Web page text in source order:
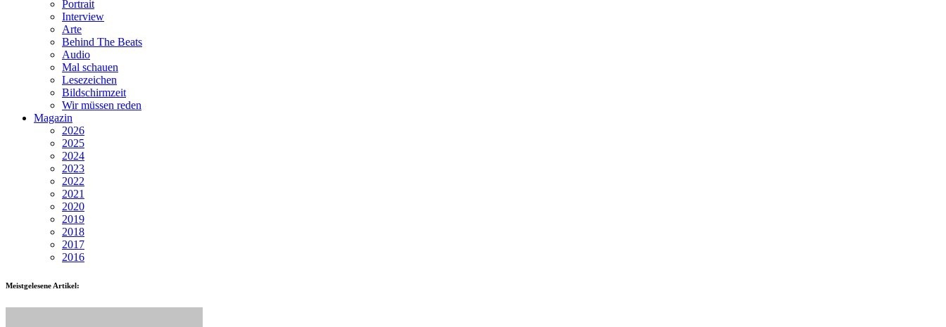
Portrait
Interview
Arte
Behind The Beats
Audio
Mal schauen
Lesezeichen
Bildschirmzeit
Wir müssen reden
Magazin
2026
2025
2024
2023
2022
2021
2020
2019
2018
2017
2016
Meistgelesene Artikel: